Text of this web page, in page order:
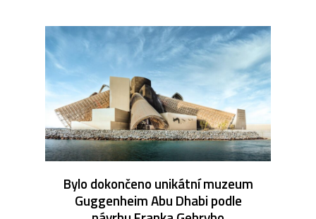
Bylo dokončeno unikátní muzeum
Guggenheim Abu Dhabi podle